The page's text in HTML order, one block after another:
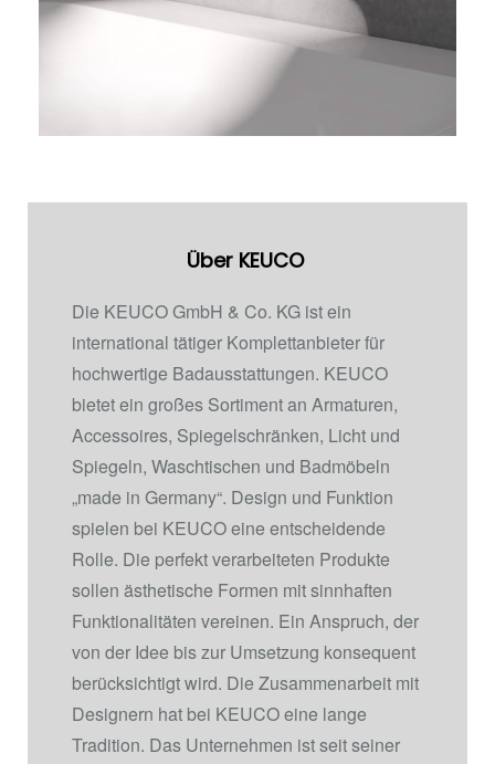
Über KEUCO
Die KEUCO GmbH & Co. KG ist ein
international tätiger Komplettanbieter für
hochwertige Badausstattungen. KEUCO
bietet ein großes Sortiment an Armaturen,
Accessoires, Spiegelschränken, Licht und
Spiegeln, Waschtischen und Badmöbeln
„made in Germany“. Design und Funktion
spielen bei KEUCO eine entscheidende
Rolle. Die perfekt verarbeiteten Produkte
sollen ästhetische Formen mit sinnhaften
Funktionalitäten vereinen. Ein Anspruch, der
von der Idee bis zur Umsetzung konsequent
berücksichtigt wird. Die Zusammenarbeit mit
Designern hat bei KEUCO eine lange
Tradition. Das Unternehmen ist seit seiner